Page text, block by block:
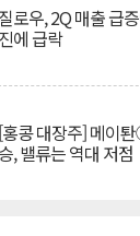
질로우, 2Q 매출 급
진에 급락
[홍콩 대장주] 메이
승, 밸류는 역대 저점